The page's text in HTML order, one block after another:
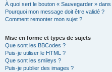
À quoi sert le bouton « Sauvegarder »
Pourquoi mon message doit être validé ?
Comment remonter mon sujet ?
Mise en forme et types de sujets
Que sont les BBCodes ?
Puis-je utiliser le HTML ?
Que sont les smileys ?
Puis-je publier des images ?